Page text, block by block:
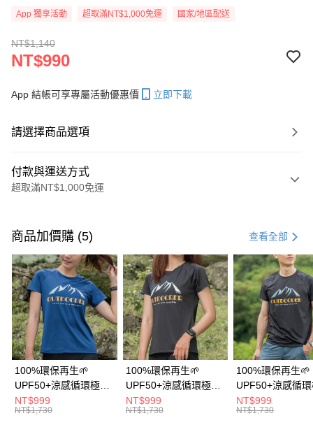
App 獨享活動 超取滿NT$1,000免運 國家/地區配送
NT$1,140
NT$990
App 結帳可享專屬活動優惠價 立即下載
請選擇商品選項
付款與運送方式
超取滿NT$1,000免運
信用卡一次付款
信用卡分期付款
3 期 0 利率 每期NT$330 21家銀行
合作金庫商業銀行
第一商業銀行
華南商業銀行
彰化商業銀行
上海商業儲蓄銀行
台北富邦商業銀行
國泰世華商業銀行
兆豐國際商業銀行
臺灣中小企業銀行
台中商業銀行
匯豐（台灣）商業銀行
華泰商業銀行
聯邦商業銀行
遠東國際商業銀行
元大商業銀行
6 期 0 利率 每期NT$165 21家銀行
合作金庫商業銀行
第一商業銀行
華南商業銀行
彰化商業銀行
上海商業儲蓄銀行
台北富邦商業銀行
國泰世華商業銀行
兆豐國際商業銀行
臺灣中小企業銀行
台中商業銀行
匯豐（台灣）商業銀行
聯邦商業銀行
12 期 0 利率 每期NT$82 21家銀行
合作金庫商業銀行
第一商業銀行
華南商業銀行
彰化商業銀行
上海商業儲蓄銀行
台北富邦商業銀行
國泰世華商業銀行
兆豐國際商業銀行
臺灣中小企業銀行
24 期 0 利率 每期NT$41 20家銀行
合作金庫商業銀行
第一商業銀行
華南商業銀行
彰化商業銀行
上海商業儲蓄銀行
兆豐國際商業銀行
超商取貨付款
LINE Pay
商品加價購 (5) 查看全部
100%環保再生🌱
UPF50+涼感循環極風
衣【山岳線條款】
NT$999
NT$1,730
100%環保再生🌱
UPF50+涼感循環極風
衣【山岳線條款】
NT$999
NT$1,730
100%環保再生🌱
UPF50+涼感循
衣【山岳線條款
NT$999
NT$1,730